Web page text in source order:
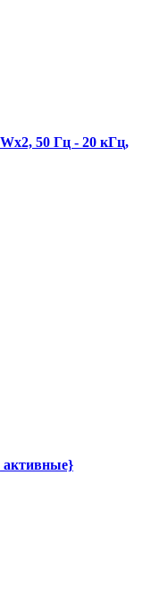
50 Гц - 20 кГц,
активные}